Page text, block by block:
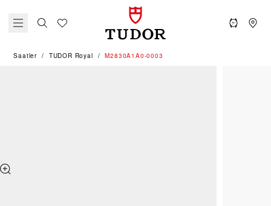
Saatler TUDOR Royal M2830A1A0-0003